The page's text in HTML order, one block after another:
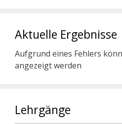
Aktuelle Ergebnisse
Aufgrund eines Fehlers
angezeigt werden
Lehrgänge